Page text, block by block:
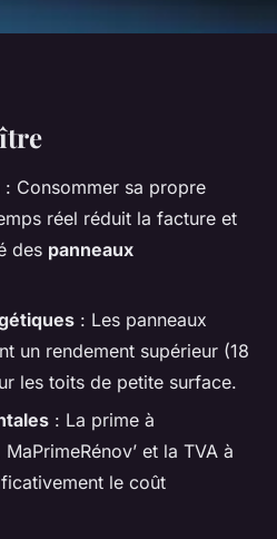
panneaux
réduire
?
8 min de lecture
: Consommer sa propre
réel réduit la facture et
des panneaux
: Les panneaux
un rendement supérieur (18
les toits de petite surface.
: La prime à
et la TVA à
le coût